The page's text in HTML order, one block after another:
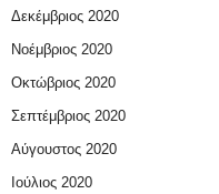
Δεκέμβριος 2020
Νοέμβριος 2020
Οκτώβριος 2020
Σεπτέμβριος 2020
Αύγουστος 2020
Ιούλιος 2020